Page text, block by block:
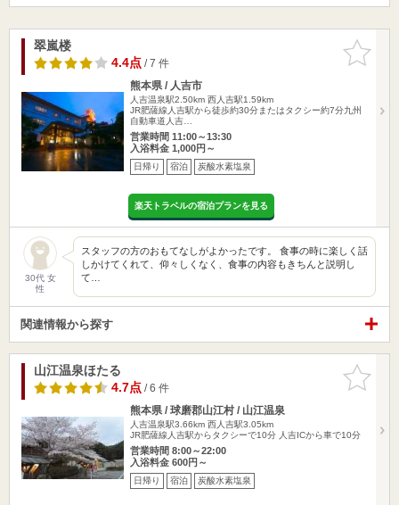
お気に入
りに追加
翠嵐楼
4.4点/ 7 件
熊本県 / 人吉市
人吉温泉駅2.50km 西人吉駅1.59km
JR肥薩線人吉駅から徒歩約30分またはタクシー約7分九州
自動車道人吉…
営業時間 11:00～13:30
入浴料金 1,000円～
日帰り 宿泊 炭酸水素塩泉
楽天トラベルの宿泊プランを見る
30代 女
性
スタッフの方のおもてなしがよかったです。 食事の時に楽しく話
しかけてくれて、仰々しくなく、食事の内容もきちんと説明し
て…
関連情報から探す
お気に入
りに追加
山江温泉ほたる
4.7点/ 6 件
熊本県 / 球磨郡山江村 / 山江温泉
人吉温泉駅3.66km 西人吉駅3.05km
JR肥薩線人吉駅からタクシーで10分 人吉ICから車で10分
営業時間 8:00～22:00
入浴料金 600円～
日帰り 宿泊 炭酸水素塩泉